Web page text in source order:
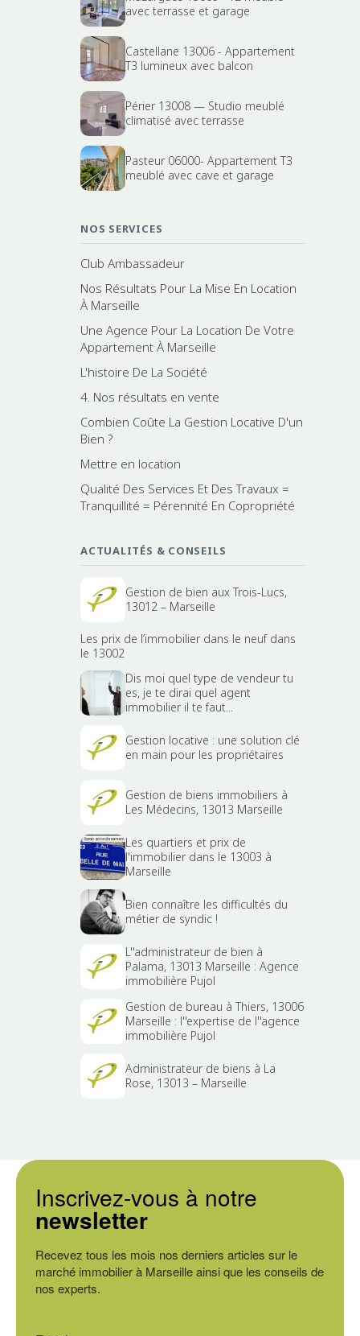
avec terrasse et garage
Castellane 13006 - Appartement
T3 lumineux avec balcon
Périer 13008 — Studio meublé
climatisé avec terrasse
Pasteur 06000- Appartement T3
meublé avec cave et garage
NOS SERVICES
Club Ambassadeur
Nos Résultats Pour La Mise En Location
À Marseille
Une Agence Pour La Location De Votre
Appartement À Marseille
L'histoire De La Société
4. Nos résultats en vente
Combien Coûte La Gestion Locative D'un
Bien ?
Mettre en location
Qualité Des Services Et Des Travaux =
Tranquillité = Pérennité En Copropriété
ACTUALITÉS & CONSEILS
Gestion de bien aux Trois-Lucs,
13012 – Marseille
Les prix de l’immobilier dans le neuf dans
le 13002
Dis moi quel type de vendeur tu
es, je te dirai quel agent
immobilier il te faut...
Gestion locative : une solution clé
en main pour les propriétaires
Gestion de biens immobiliers à
Les Médecins, 13013 Marseille
Les quartiers et prix de
l'immobilier dans le 13003 à
Marseille
Bien connaître les difficultés du
métier de syndic !
L''administrateur de bien à
Palama, 13013 Marseille : Agence
immobilière Pujol
Gestion de bureau à Thiers, 13006
Marseille : l''expertise de l''agence
immobilière Pujol
Administrateur de biens à La
Rose, 13013 – Marseille
Inscrivez-vous à notre
newsletter
Recevez tous les mois nos derniers articles sur le
marché immobilier à Marseille ainsi que les conseils de
nos experts.